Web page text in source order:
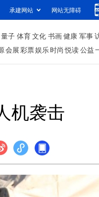
承建网站 网站无障碍
量子 体育文化 书画健康 军事
会展彩票娱乐时尚 悦读公益
机袭击